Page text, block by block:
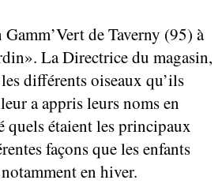
de Taverny (95) à
La Directrice du magasin,
différents oiseaux qu’ils
a appris leurs noms en
quels étaient les principaux
façons que les enfants
en hiver.